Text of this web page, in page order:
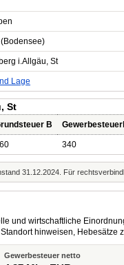
i.Allgäu, St
Lage
St
B
340
31.12.2024. Für
und wirtschaftliche
hinweisen,
Gewerbesteuer netto